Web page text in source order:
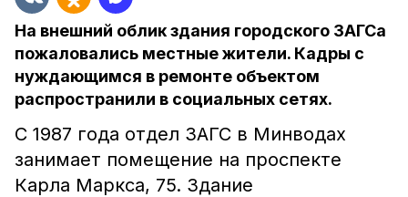
На внешний облик здания городского ЗАГСа
пожаловались местные жители. Кадры с
нуждающимся в ремонте объектом
распространили в социальных сетях.
С 1987 года отдел ЗАГС в Минводах
занимает помещение на проспекте
Карла Маркса, 75. Здание